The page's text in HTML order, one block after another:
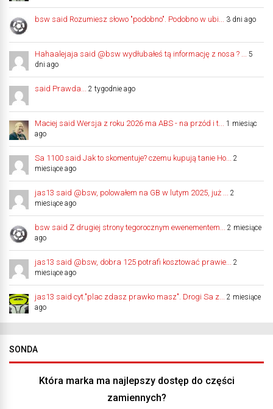
bsw said Rozumiesz słowo "podobno". Podobno w ubi... 3 dni ago
Hahaalejaja said @bsw wydłubałeś tą informację z nosa ? ...
5
dni ago
said Prawda... 2 tygodnie ago
Maciej said Wersja z roku 2026 ma ABS - na przód i t...
1 miesiąc
ago
Sa 1100 said Jak to skomentuje? czemu kupują tanie Ho...
2
miesiące ago
jas13 said @bsw, polowałem na GB w lutym 2025, już ...
2
miesiące ago
bsw said Z drugiej strony tegorocznym ewenementem...
2 miesiące
ago
jas13 said @bsw, dobra 125 potrafi kosztować prawie...
2
miesiące ago
jas13 said cyt."plac zdasz prawko masz". Drogi Sa z...
2 miesiące
ago
SONDA
Która marka ma najlepszy dostęp do części
zamiennych?